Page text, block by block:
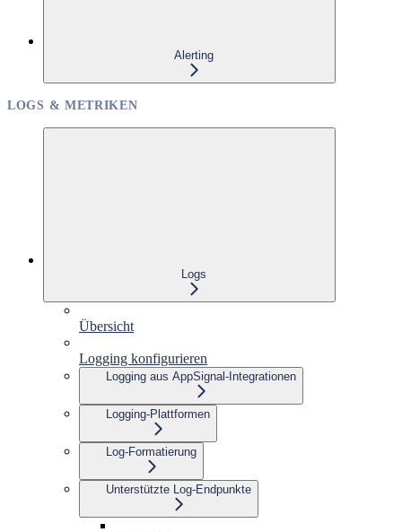
Alerting
LOGS & METRIKEN
Logs
Übersicht
Logging konfigurieren
Logging aus AppSignal-Integrationen
Logging-Plattformen
Log-Formatierung
Unterstützte Log-Endpunkte